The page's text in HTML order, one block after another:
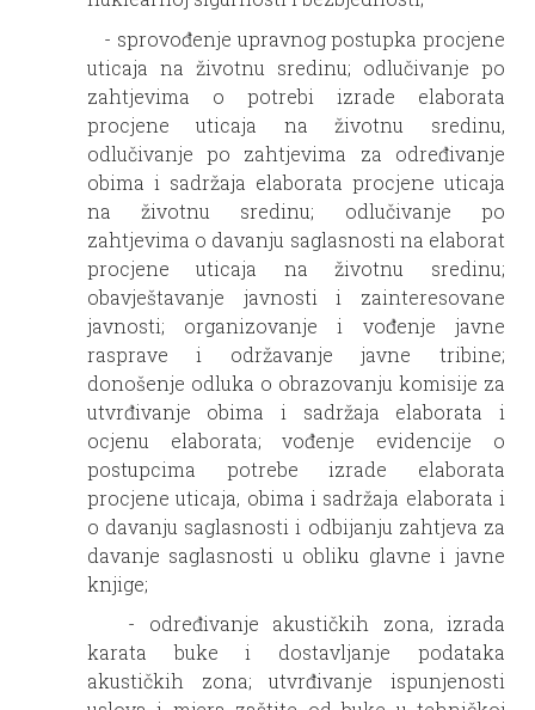
- sprovođenje upravnog postupka procjene
uticaja na životnu sredinu; odlučivanje po
zahtjevima o potrebi izrade elaborata
procjene uticaja na životnu sredinu,
odlučivanje po zahtjevima za određivanje
obima i sadržaja elaborata procjene uticaja
na životnu sredinu; odlučivanje po
zahtjevima o davanju saglasnosti na elaborat
procjene uticaja na životnu sredinu;
obavještavanje javnosti i zainteresovane
javnosti; organizovanje i vođenje javne
rasprave i održavanje javne tribine;
donošenje odluka o obrazovanju komisije za
utvrđivanje obima i sadržaja elaborata i
ocjenu elaborata; vođenje evidencije o
postupcima potrebe izrade elaborata
procjene uticaja, obima i sadržaja elaborata i
o davanju saglasnosti i odbijanju zahtjeva za
davanje saglasnosti u obliku glavne i javne
knjige;
- određivanje akustičkih zona, izrada
karata buke i dostavljanje podataka
akustičkih zona; utvrđivanje ispunjenosti